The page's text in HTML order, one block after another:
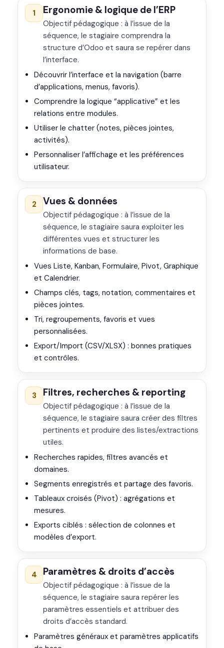
1 Ergonomie & logique de l’ERP
Objectif pédagogique : à l’issue de la
séquence, le stagiaire comprendra la
structure d’Odoo et saura se repérer dans
l’interface.
Découvrir l’interface et la navigation (barre
d’applications, menus, favoris).
Comprendre la logique “applicative” et les
relations entre modules.
Utiliser le chatter (notes, pièces jointes,
activités).
Personnaliser l’affichage et les préférences
utilisateur.
2 Vues & données
Objectif pédagogique : à l’issue de la
séquence, le stagiaire saura exploiter les
différentes vues et structurer les
informations de base.
Vues Liste, Kanban, Formulaire, Pivot, Graphique
et Calendrier.
Champs clés, tags, notation, commentaires et
pièces jointes.
Tri, regroupements, favoris et vues
personnalisées.
Export/Import (CSV/XLSX) : bonnes pratiques
et contrôles.
3 Filtres, recherches & reporting
Objectif pédagogique : à l’issue de la
séquence, le stagiaire saura créer des filtres
pertinents et produire des listes/extractions
utiles.
Recherches rapides, filtres avancés et
domaines.
Segments enregistrés et partage des favoris.
Tableaux croisés (Pivot) : agrégations et
mesures.
Exports ciblés : sélection de colonnes et
modèles d’export.
4 Paramètres & droits d’accès
Objectif pédagogique : à l’issue de la
séquence, le stagiaire saura repérer les
paramètres essentiels et attribuer des
droits d’accès standard.
Paramètres généraux et paramètres applicatifs